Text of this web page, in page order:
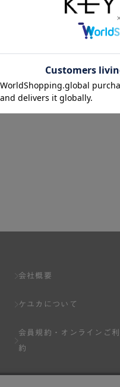
会社概要
ケユカについて
会員規約・
オンラインご
約
Q&A